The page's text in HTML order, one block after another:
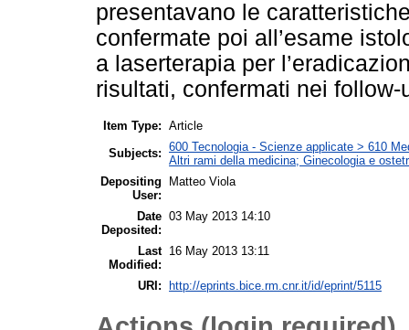
presentavano le
confermate poi all’esame
a laserterapia per
risultati, confermati nei follow-
Item Type: Article
Subjects: 600 Tecnologia - Scienze applicate > 610
Altri rami della medicina; Ginecologia e
Depositing
User:
Matteo Viola
Date
Deposited:
03 May 2013 14:10
Last
Modified:
16 May 2013 13:11
URI: http://eprints.bice.rm.cnr.it/id/eprint/5115